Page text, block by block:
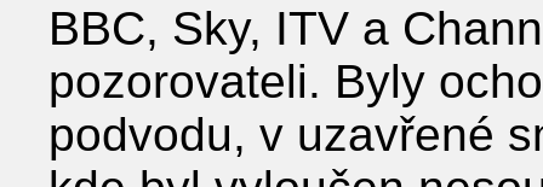
BBC, Sky, ITV a
pozorovateli. Byly
podvodu, v uzavřené